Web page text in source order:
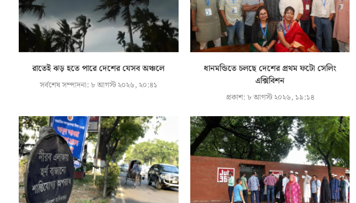
রাতেই ঝড় হতে পারে দেশের যেসব অঞ্চলে
সর্বশেষ সম্পাদনা: ৮ আগস্ট ২০২৬, ২০:৪১
ধানমন্ডিতে চলছে দেশের প্রথম ফটো সেলিং
এক্সিবিশন
প্রকাশ: ৮ আগস্ট ২০২৬, ১৯:১৪